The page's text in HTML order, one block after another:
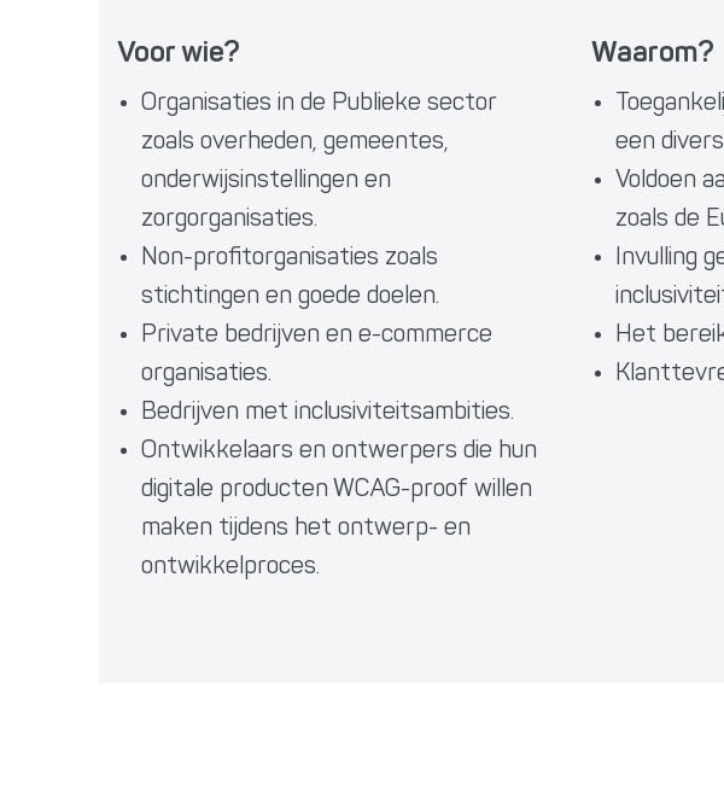
Voor wie?
Organisaties in de Publieke sector
zoals overheden, gemeentes,
onderwijsinstellingen en
zorgorganisaties.
Non-profitorganisaties zoals
stichtingen en goede doelen.
Private bedrijven en e-commerce
organisaties.
Bedrijven met inclusiviteitsambities.
Ontwikkelaars en ontwerpers die hun
digitale producten WCAG-proof willen
maken tijdens het ontwerp- en
ontwikkelproces.
Waarom?
een
Voldoen
zoals de
Invulling
Het